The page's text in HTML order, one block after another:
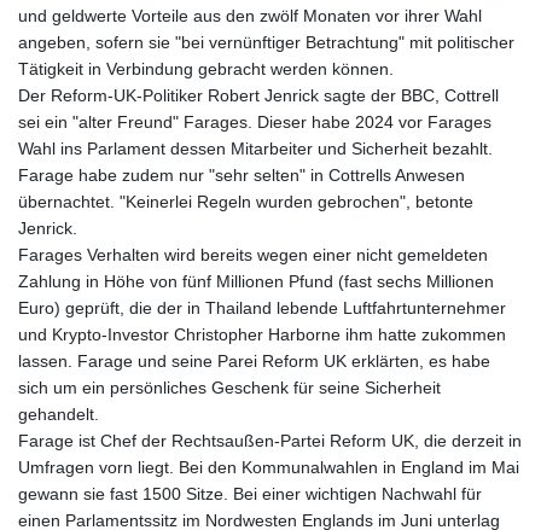
und geldwerte Vorteile aus den zwölf Monaten vor ihrer Wahl
angeben, sofern sie "bei vernünftiger Betrachtung" mit politischer
Tätigkeit in Verbindung gebracht werden können.
Der Reform-UK-Politiker Robert Jenrick sagte der BBC, Cottrell
sei ein "alter Freund" Farages. Dieser habe 2024 vor Farages
Wahl ins Parlament dessen Mitarbeiter und Sicherheit bezahlt.
Farage habe zudem nur "sehr selten" in Cottrells Anwesen
übernachtet. "Keinerlei Regeln wurden gebrochen", betonte
Jenrick.
Farages Verhalten wird bereits wegen einer nicht gemeldeten
Zahlung in Höhe von fünf Millionen Pfund (fast sechs Millionen
Euro) geprüft, die der in Thailand lebende Luftfahrtunternehmer
und Krypto-Investor Christopher Harborne ihm hatte zukommen
lassen. Farage und seine Parei Reform UK erklärten, es habe
sich um ein persönliches Geschenk für seine Sicherheit
gehandelt.
Farage ist Chef der Rechtsaußen-Partei Reform UK, die derzeit in
Umfragen vorn liegt. Bei den Kommunalwahlen in England im Mai
gewann sie fast 1500 Sitze. Bei einer wichtigen Nachwahl für
einen Parlamentssitz im Nordwesten Englands im Juni unterlag